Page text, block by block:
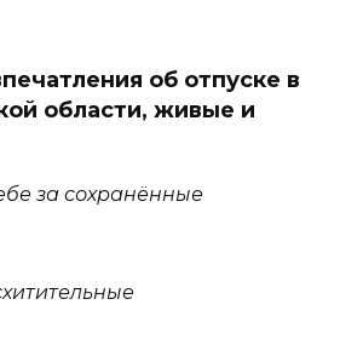
об отпуске в
области, живые и
за сохранённые